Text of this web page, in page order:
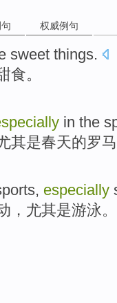
权威例句
sweet things.
食。
in the
其是春天的罗
, especially
， 尤其是游泳。